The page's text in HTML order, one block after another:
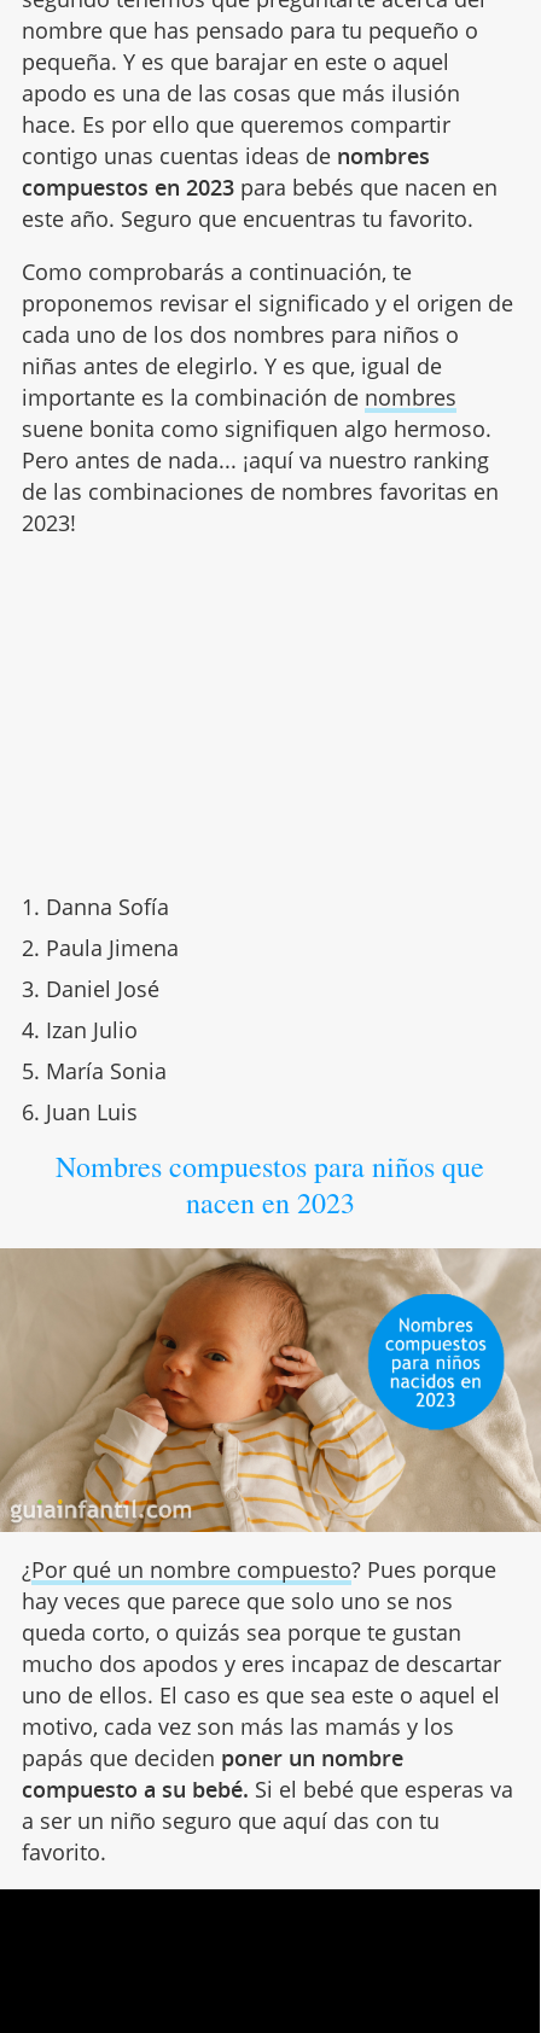
nombre que has pensado para tu pequeño o
pequeña. Y es que barajar en este o aquel
apodo es una de las cosas que más ilusión
hace. Es por ello que queremos compartir
contigo unas cuentas ideas de nombres
compuestos en 2023para bebés que nacen en
este año. Seguro que encuentras tu favorito.
Como comprobarás a continuación, te
proponemos revisar el significado y el origen de
cada uno de los dos nombres para niños o
niñas antes de elegirlo. Y es que, igual de
importante es la combinación de nombres
suene bonita como signifiquen algo hermoso.
Pero antes de nada... ¡aquí va nuestro ranking
de las combinaciones de nombres favoritas en
2023!
Danna Sofía
Paula Jimena
Daniel José
Izan Julio
María Sonia
Juan Luis
Nombres compuestos para niños que
nacen en 2023
¿Por qué un nombre compuesto? Pues porque
hay veces que parece que solo uno se nos
queda corto, o quizás sea porque te gustan
mucho dos apodos y eres incapaz de descartar
uno de ellos. El caso es que sea este o aquel el
motivo, cada vez son más las mamás y los
papás que deciden poner un nombre
compuesto a su bebé. Si el bebé que esperas va
a ser un niño seguro que aquí das con tu
favorito.